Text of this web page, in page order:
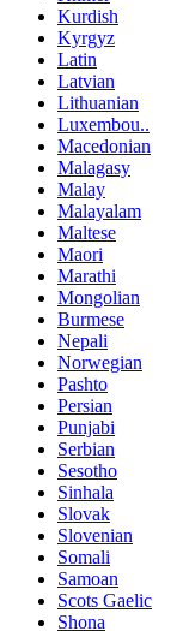
Kurdish
Kyrgyz
Latin
Latvian
Lithuanian
Luxembou..
Macedonian
Malagasy
Malay
Malayalam
Maltese
Maori
Marathi
Mongolian
Burmese
Nepali
Norwegian
Pashto
Persian
Punjabi
Serbian
Sesotho
Sinhala
Slovak
Slovenian
Somali
Samoan
Scots Gaelic
Shona